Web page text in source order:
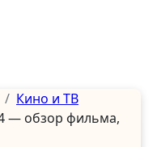
Кино и ТВ
— обзор фильма,